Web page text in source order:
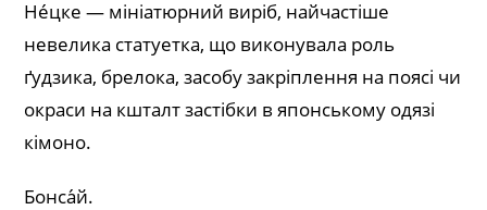
Не́цке — мініатюрний виріб, найчастіше
невелика статуетка, що виконувала роль
ґудзика, брелока, засобу закріплення на поясі чи
окраси на кшталт застібки в японському одязі
кімоно.
Бонса́й.